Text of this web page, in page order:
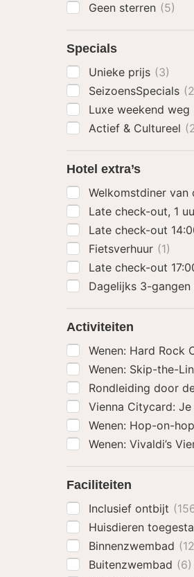
Geen sterren (5)
Specials
Unieke prijs (3)
SeizoensSpecials
Luxe weekend weg
Actief & Cultureel
Hotel extra’s
Welkomstdiner van
Late check-out, 1
Late check-out
Fietsverhuur (1)
Late check-out
Dagelijks 3-gangen
Activiteiten
Wenen: Hard
Wenen: Skip-the-
Rondleiding door
Vienna Citycard:
Wenen: Hop-on-
Wenen: Vivaldi’s
Faciliteiten
Inclusief ontbijt
Huisdieren
Binnenzwembad
Buitenzwembad (6)